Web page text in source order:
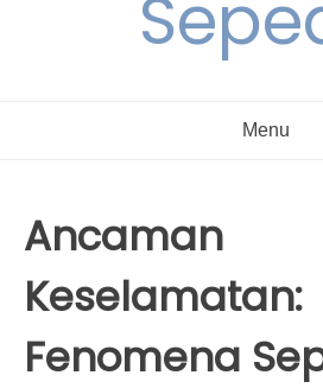
Menu
Ancaman
Keselamatan:
Fenomena